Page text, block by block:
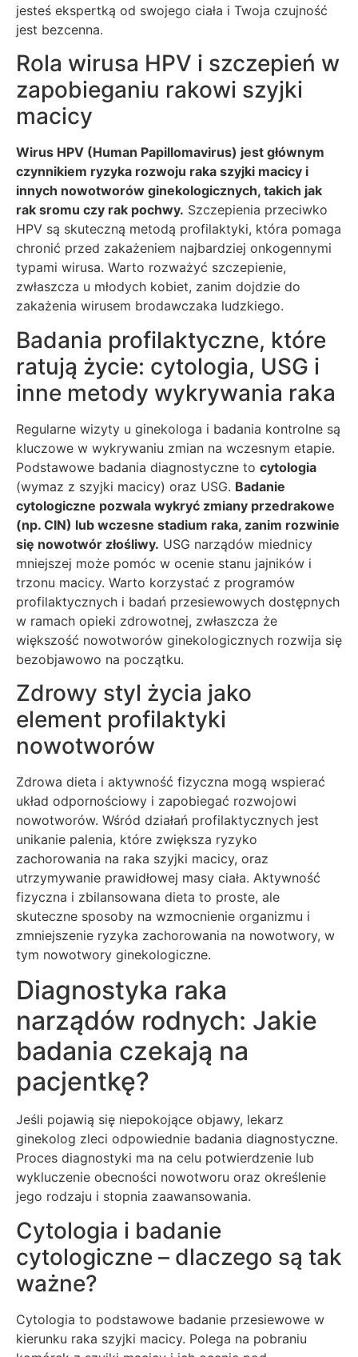
jesteś ekspertką od swojego ciała i Twoja czujność
jest bezcenna.
Rola wirusa HPV i szczepień w
zapobieganiu rakowi szyjki
macicy
Wirus HPV (Human Papillomavirus) jest głównym
czynnikiem ryzyka rozwoju raka szyjki macicy i
innych nowotworów ginekologicznych, takich jak
rak sromu czy rak pochwy. Szczepienia przeciwko
HPV są skuteczną metodą profilaktyki, która pomaga
chronić przed zakażeniem najbardziej onkogennymi
typami wirusa. Warto rozważyć szczepienie,
zwłaszcza u młodych kobiet, zanim dojdzie do
zakażenia wirusem brodawczaka ludzkiego.
Badania profilaktyczne, które
ratują życie: cytologia, USG i
inne metody wykrywania raka
Regularne wizyty u ginekologa i badania kontrolne są
kluczowe w wykrywaniu zmian na wczesnym etapie.
Podstawowe badania diagnostyczne to cytologia
(wymaz z szyjki macicy) oraz USG. Badanie
cytologiczne pozwala wykryć zmiany przedrakowe
(np. CIN) lub wczesne stadium raka, zanim rozwinie
się nowotwór złośliwy. USG narządów miednicy
mniejszej może pomóc w ocenie stanu jajników i
trzonu macicy. Warto korzystać z programów
profilaktycznych i badań przesiewowych dostępnych
w ramach opieki zdrowotnej, zwłaszcza że
większość nowotworów ginekologicznych rozwija się
bezobjawowo na początku.
Zdrowy styl życia jako
element profilaktyki
nowotworów
Zdrowa dieta i aktywność fizyczna mogą wspierać
układ odpornościowy i zapobiegać rozwojowi
nowotworów. Wśród działań profilaktycznych jest
unikanie palenia, które zwiększa ryzyko
zachorowania na raka szyjki macicy, oraz
utrzymywanie prawidłowej masy ciała. Aktywność
fizyczna i zbilansowana dieta to proste, ale
skuteczne sposoby na wzmocnienie organizmu i
zmniejszenie ryzyka zachorowania na nowotwory, w
tym nowotwory ginekologiczne.
Diagnostyka raka
narządów rodnych: Jakie
badania czekają na
pacjentkę?
Jeśli pojawią się niepokojące objawy, lekarz
ginekolog zleci odpowiednie badania diagnostyczne.
Proces diagnostyki ma na celu potwierdzenie lub
wykluczenie obecności nowotworu oraz określenie
jego rodzaju i stopnia zaawansowania.
Cytologia i badanie
cytologiczne – dlaczego są tak
ważne?
Cytologia to podstawowe badanie przesiewowe w
kierunku raka szyjki macicy. Polega na pobraniu